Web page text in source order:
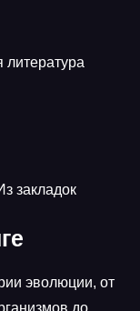
литература
закладок
эволюции, от
до